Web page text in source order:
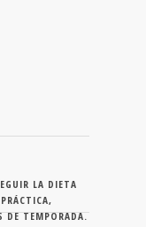
LA DIETA
DE TEMPORADA.